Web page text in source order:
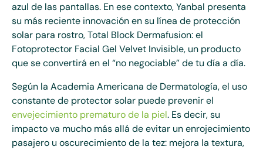
azul de las pantallas. En ese contexto, Yanbal presenta
su más reciente innovación en su línea de protección
solar para rostro, Total Block Dermafusion: el
Fotoprotector Facial Gel Velvet Invisible, un producto
que se convertirá en el “no negociable” de tu día a día.
Según la Academia Americana de Dermatología, el uso
constante de protector solar puede prevenir el
envejecimiento prematuro de la piel. Es decir, su
impacto va mucho más allá de evitar un enrojecimiento
pasajero u oscurecimiento de la tez: mejora la textura,